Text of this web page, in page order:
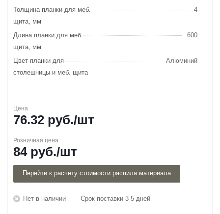
Толщина планки для меб.
щита, мм
4
Длина планки для меб.
щита, мм
600
Цвет планки для
столешницы и меб. щита
Алюминий
Цена
76.32 руб./шт
Розничная цена
84руб./шт
Перейти к расчету стоимости распила материала
Нет в наличии Срок поставки 3-5 дней